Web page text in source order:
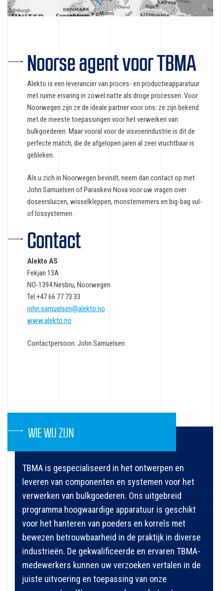
Noorse agent voor TBMA
Alekto is een leverancier van proces- en productieapparatuur
met ruime ervaring in zowel natte als droge processen. Voor
Noorwegen zijn ze de ideale partner voor ons: ze zijn bekend
met de meeste toepassingen voor het verwerken van
bulkgoederen. Maar vooral voor de visvoerindustrie is dit de
perfecte match, die de afgelopen jaren al zeer vruchtbaar is
gebleken.
Als u zich in Noorwegen bevindt, neem dan contact op met
John Samuelsen of Paraskevi Nova voor uw vragen over
doseersluizen, wisselkleppen, monsternemers en big-bag vul-
of lossystemen.
Contact
Alekto AS
Fekjan 13A
NO-1394 Nesbru, Noorwegen
Tel +47 66 77 73 33
john.samuelsen@alekto.no
www.alekto.no
Contactpersoon: John Samuelsen
WIE WIJ ZIJN
TBMA is gespecialiseerd in het ontwerpen en
leveren van componenten en systemen voor het
verwerken van bulkgoederen. Ons uitgebreid
programma hoogwaardige apparatuur is geschikt
voor het hanteren van poeders en korrels met
bewezen betrouwbaarheid in de praktijk in diverse
industrieën. De gekwalificeerde en ervaren TBMA-
medewerkers kunnen uw verzoeken vertalen in de
juiste uitvoering en toepassing van onze